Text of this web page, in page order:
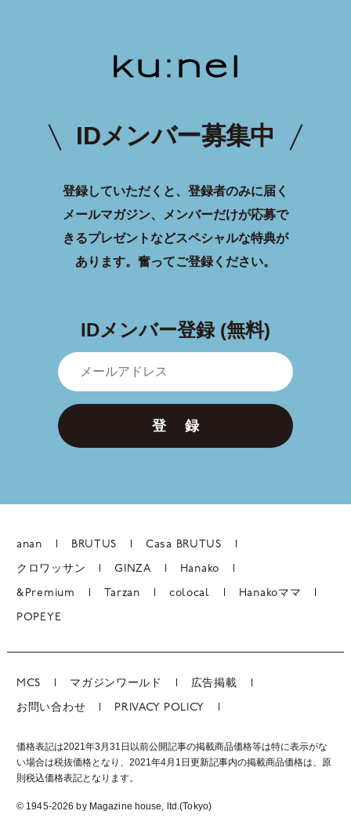
IDメンバー募集中
登録していただくと、登録者のみに届く
メールマガジン、メンバーだけが応募で
きるプレゼントなどスペシャルな特典が
あります。 奮ってご登録ください。
IDメンバー登録 (無料)
登 録
anan BRUTUS Casa BRUTUS
クロワッサン GINZA Hanako
&Premium Tarzan colocal Hanakoママ
POPEYE
MCS マガジンワールド 広告掲載
お問い合わせ PRIVACY POLICY
価格表記は2021年3月31日以前公開記事の掲載商品価格等は特に表示がな
い場合は税抜価格となり、2021年4月1日更新記事内の掲載商品価格は、 原
則税込価格表記となります。
© 1945-2026 by Magazine house, ltd.(Tokyo)